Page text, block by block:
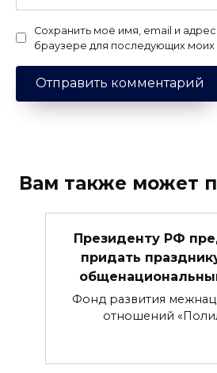
Сохранить моё имя, email и
браузере для последующих моих
Вам также может
Президенту РФ
придать
Фонд развития
отношений